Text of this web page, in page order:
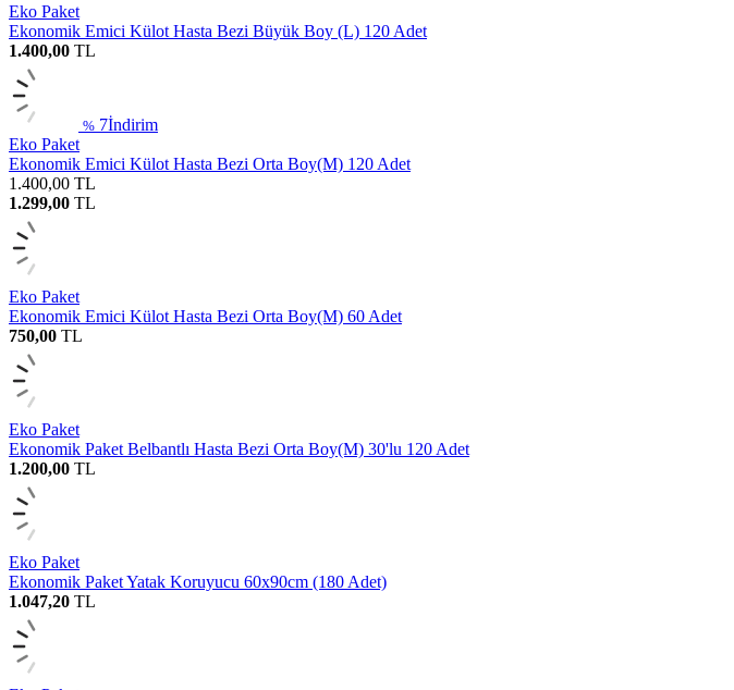
Eko Paket
Ekonomik Emici Külot Hasta Bezi Büyük Boy (L) 120 Adet
1.400,00 TL
% 7İndirim
Eko Paket
Ekonomik Emici Külot Hasta Bezi Orta Boy(M) 120 Adet
1.400,00 TL
1.299,00 TL
Eko Paket
Ekonomik Emici Külot Hasta Bezi Orta Boy(M) 60 Adet
750,00 TL
Eko Paket
Ekonomik Paket Belbantlı Hasta Bezi Orta Boy(M) 30'lu 120 Adet
1.200,00 TL
Eko Paket
Ekonomik Paket Yatak Koruyucu 60x90cm (180 Adet)
1.047,20 TL